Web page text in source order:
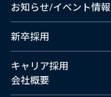
お知らせ/イベント情報
新卒採用
キャリア採用
会社概要